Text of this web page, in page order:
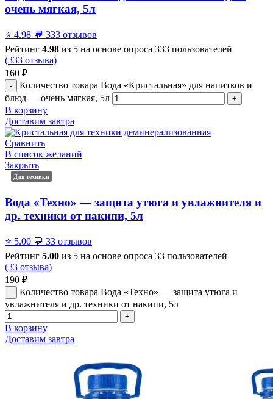
очень мягкая, 5л
⭐ 4.98 💬 333 отзывов
Рейтинг 4.98 из 5 на основе опроса 333 пользователей
(333 отзыва)
160 ₽
Количество товара Вода «Кристальная» для напитков и
блюд — очень мягкая, 5л
В корзину
Доставим завтра
Сравнить
В список желаний
Закрыть
Для техники
Вода «Техно» — защита утюга и увлажнителя и
др. техники от накипи, 5л
⭐ 5.00 💬 33 отзывов
Рейтинг 5.00 из 5 на основе опроса 33 пользователей
(33 отзыва)
190 ₽
Количество товара Вода «Техно» — защита утюга и
увлажнителя и др. техники от накипи, 5л
В корзину
Доставим завтра